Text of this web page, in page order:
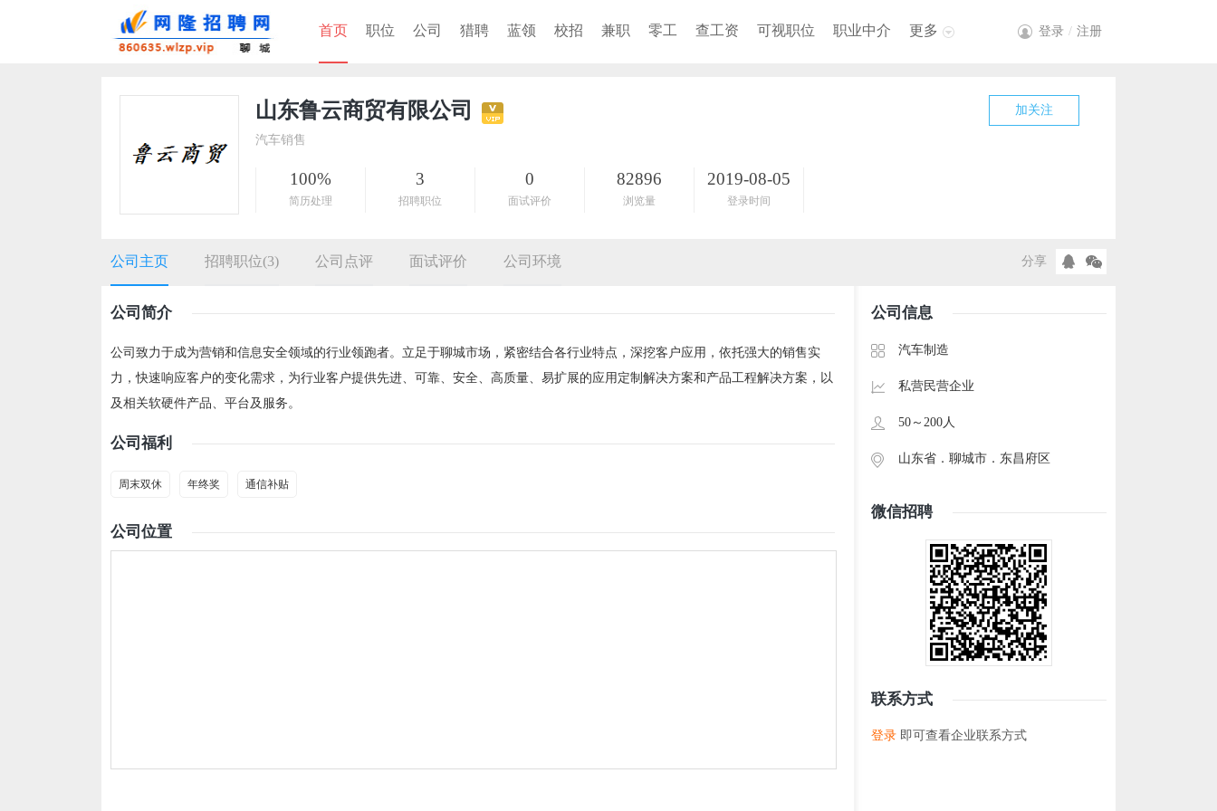
首页 职位 公司 猎聘 蓝领 校招 兼职 零工 查工资 可视职位 职业中介 更多 登录 / 注册
山东鲁云商贸有限公司 加关注
汽车销售
100%
简历处理
3
招聘职位
0
面试评价
82896
浏览量
2019-08-05
登录时间
公司主页 招聘职位(3) 公司点评 面试评价 公司环境 分享
公司简介
公司致力于成为营销和信息安全领域的行业领跑者。立足于聊城市场，紧密结合各行业特点，深挖客户应用，依托强大的销售实
力，快速响应客户的变化需求，为行业客户提供先进、可靠、安全、高质量、易扩展的应用定制解决方案和产品工程解决方案，以
及相关软硬件产品、平台及服务。
公司福利
周末双休 年终奖 通信补贴
公司位置
公司信息
汽车制造
私营民营企业
50～200人
山东省． 聊城市 ． 东昌府区
微信招聘
联系方式
登录 即可查看企业联系方式